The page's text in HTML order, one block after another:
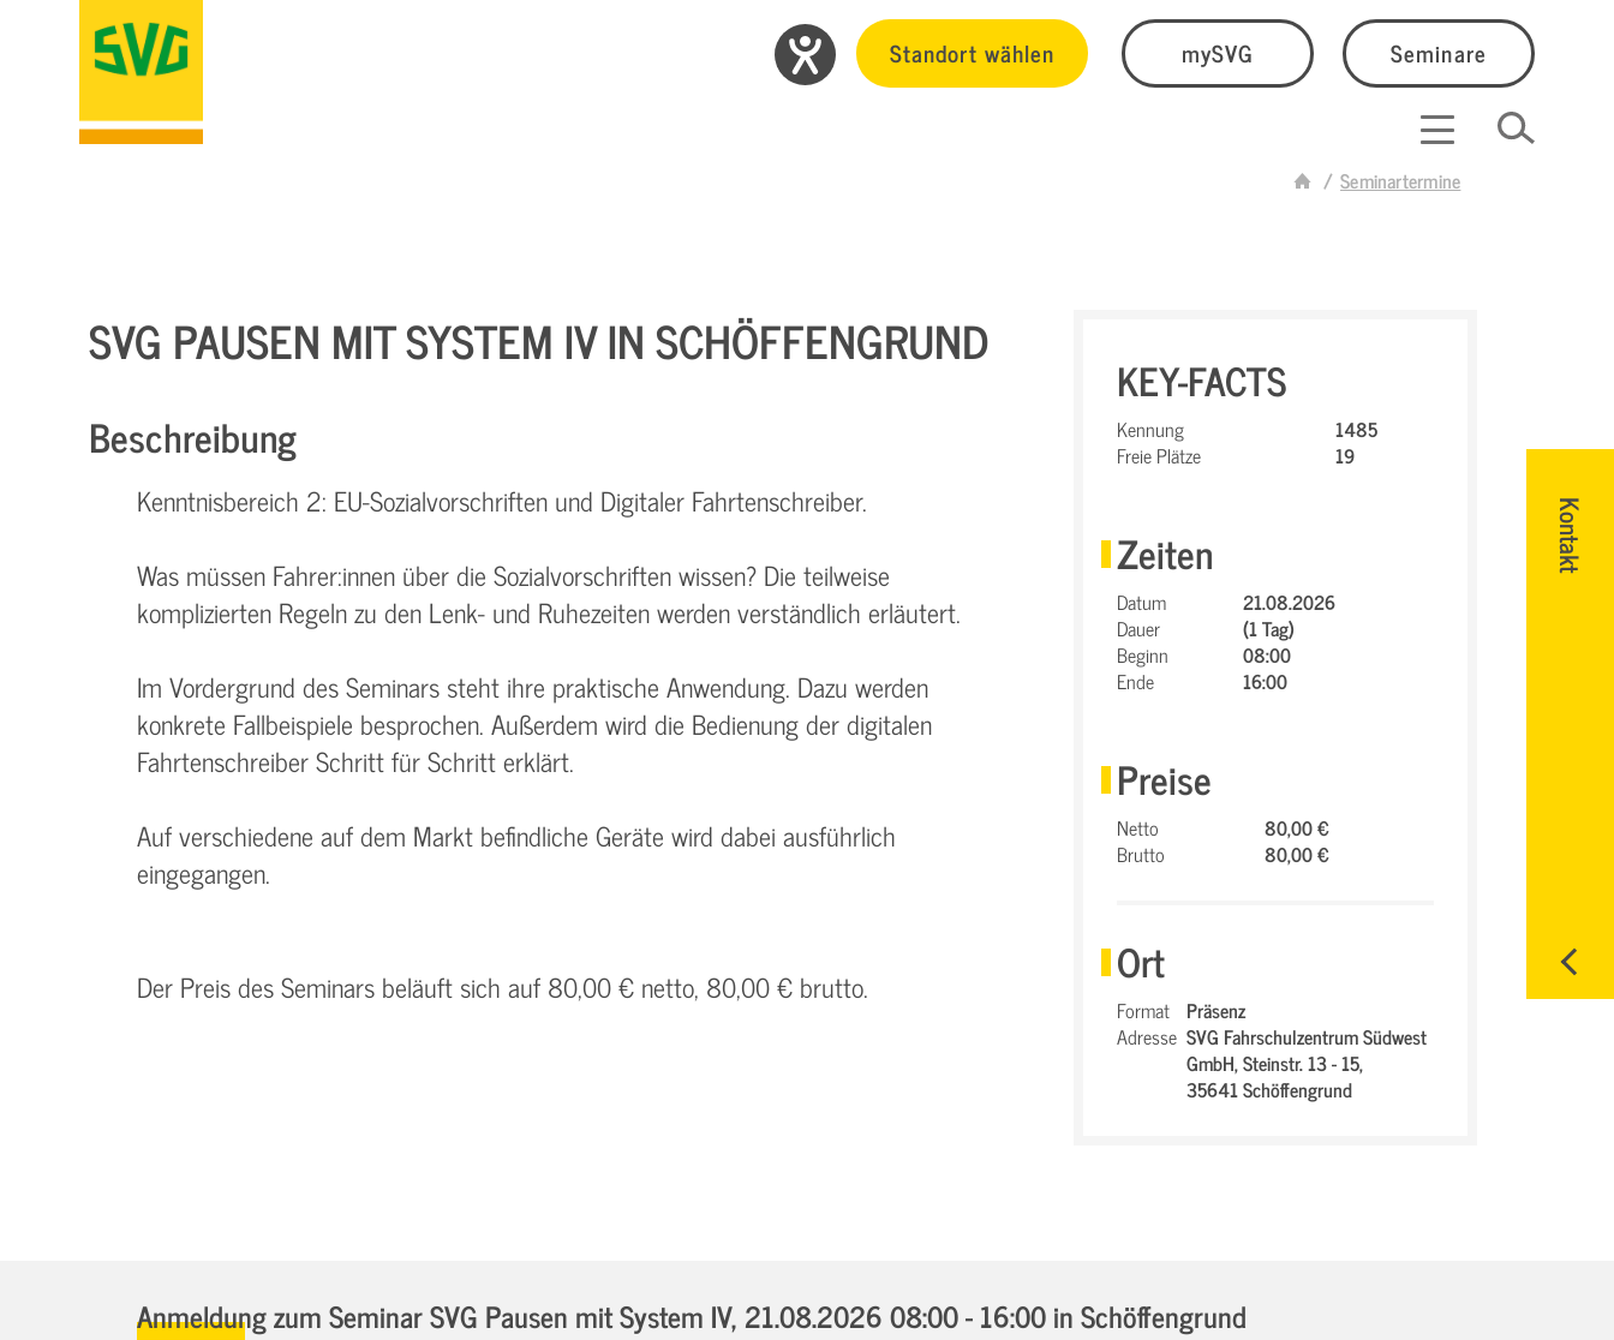
Standort wählen mySVG Seminare
Seminartermine
Kontakt
SVG PAUSEN MIT SYSTEM IV IN SCHÖFFENGRUND
Beschreibung
Kenntnisbereich 2: EU-Sozialvorschriften und Digitaler Fahrtenschreiber.
Was müssen Fahrer:innen über die Sozialvorschriften wissen? Die teilweise
komplizierten Regeln zu den Lenk- und Ruhezeiten werden verständlich erläutert.
Im Vordergrund des Seminars steht ihre praktische Anwendung. Dazu werden
konkrete Fallbeispiele besprochen. Außerdem wird die Bedienung der digitalen
Fahrtenschreiber Schritt für Schritt erklärt.
Auf verschiedene auf dem Markt befindliche Geräte wird dabei ausführlich
eingegangen.
Der Preis des Seminars beläuft sich auf 80,00 € netto, 80,00 € brutto.
KEY-FACTS
Kennung
1485
Freie Plätze
19
Zeiten
Datum
21.08.2026
Dauer
(1 Tag)
Beginn
08:00
Ende
16:00
Preise
Netto
80,00 €
Brutto
80,00 €
Ort
Format Präsenz
Adresse SVG Fahrschulzentrum Südwest
GmbH,Steinstr. 13 - 15,
35641 Schöffengrund
Anmeldung zum Seminar SVG Pausen mit System IV, 21.08.2026 08:00 - 16:00in Schöffengrund